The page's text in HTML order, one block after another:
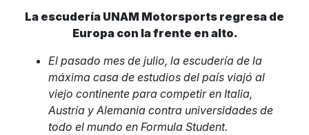
La escudería UNAM Motorsports regresa de
Europa con la frente en alto.
El pasado mes de julio, la escudería de la
máxima casa de estudios del país viajó al
viejo continente para competir en Italia,
Austria y Alemania contra universidades de
todo el mundo en Formula Student.